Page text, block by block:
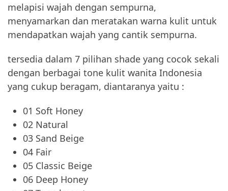
melapisi wajah dengan sempurna,
menyamarkan dan meratakan warna kulit untuk
mendapatkan wajah yang cantik sempurna.
tersedia dalam 7 pilihan shade yang cocok sekali
dengan berbagai tone kulit wanita Indonesia
yang cukup beragam, diantaranya yaitu :
01 Soft Honey
02 Natural
03 Sand Beige
04 Fair
05 Classic Beige
06 Deep Honey